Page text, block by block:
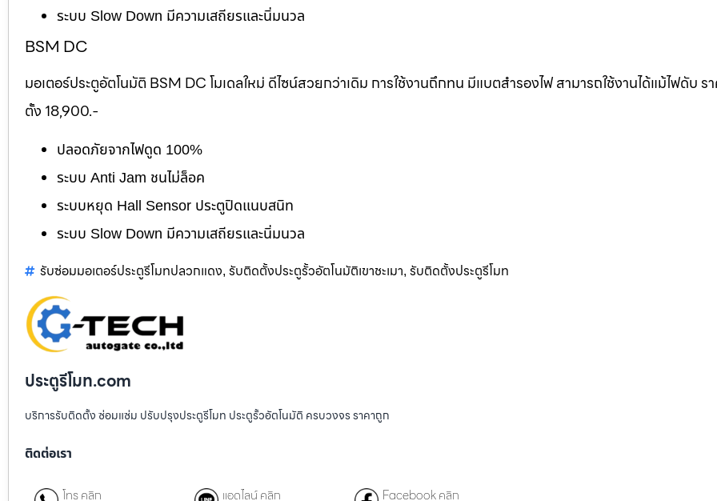
ระบบ Slow Down มีความเสถียรและนิ่มนวล
BSM DC
มอเตอร์ประตูอัตโนมัติ BSM DC โมเดลใหม่ ดีไซน์สวยกว่าเดิม การใช้งานถึกทน มีแบตสำรองไฟ สามารถใช้งานได้แม้ไฟดับ ร
ตั้ง 18,900.-
ปลอดภัยจากไฟดูด 100%
ระบบ Anti Jam ชนไม่ล็อค
ระบบหยุด Hall Sensor ประตูปิดแนบสนิท
ระบบ Slow Down มีความเสถียรและนิ่มนวล
รับซ่อมมอเตอร์ประตูรีโมทปลวกแดง, รับติดตั้งประตูรั้วอัตโนมัติเขาชะเมา, รับติดตั้งประตูรีโมท
ประตูรีโมท.com
บริการรับติดตั้ง ซ่อมแซ่ม ปรับปรุงประตูรีโมท ประตูรั้วอัตโนมัติ ครบวงจร ราคาถูก
ติดต่อเรา
โทร คลิก แอดไลน์ คลิก Facebook คลิก